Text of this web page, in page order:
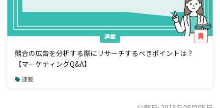
連載
競合の広告を分析する際にリサーチするべきポイントは？
【マーケティングQ&A】
連載